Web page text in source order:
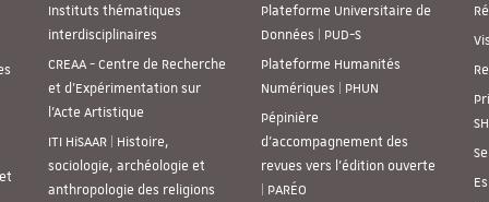
Instituts thématiques
interdisciplinaires
CREAA - Centre de Recherche
et d’Expérimentation sur
l’Acte Artistique
ITI HiSAAR | Histoire,
sociologie, archéologie et
anthropologie des religions
Plateforme Universitaire de
Données | PUD-S
Plateforme Humanités
Numériques | PHUN
Pépinière
d’accompagnement des
revues vers l’édition ouverte
| PARÉO